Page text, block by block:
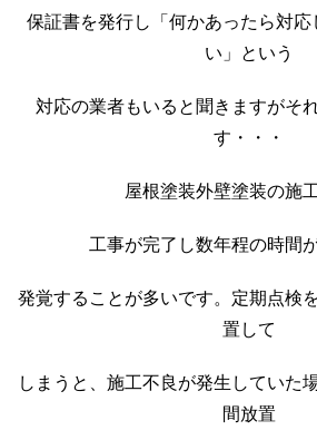
保証書を発行し「何かあったら対応
い」という
対応の業者もいると聞きますがそ
す・・・
屋根塗装外壁塗装の施
工事が完了し数年程の時間
発覚することが多いです。定期点検
置して
しまうと、施工不良が発生していた
間放置